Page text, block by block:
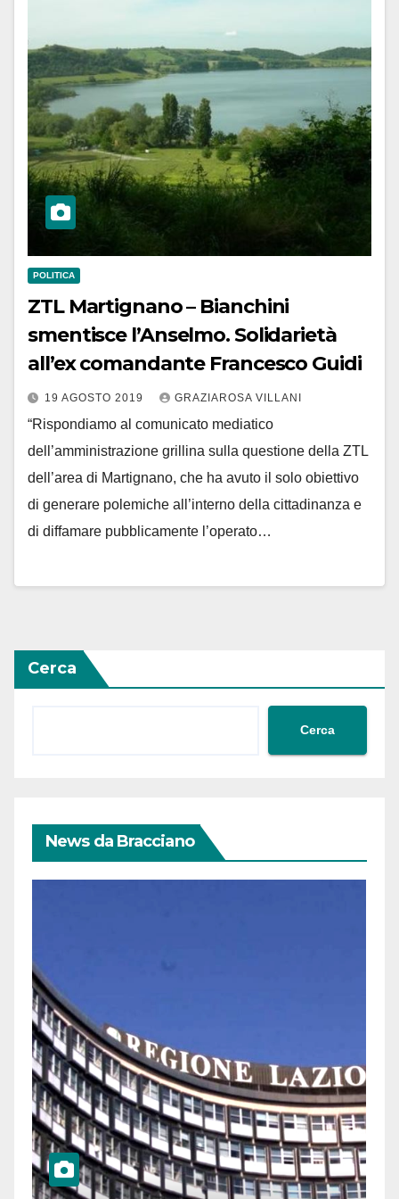
POLITICA
ZTL Martignano – Bianchini
smentisce l’Anselmo. Solidarietà
all’ex comandante Francesco Guidi
19 AGOSTO 2019 GRAZIAROSA VILLANI
“Rispondiamo al comunicato mediatico
dell’amministrazione grillina sulla questione della ZTL
dell’area di Martignano, che ha avuto il solo obiettivo
di generare polemiche all’interno della cittadinanza e
di diffamare pubblicamente l’operato…
Cerca
Cerca
News da Bracciano